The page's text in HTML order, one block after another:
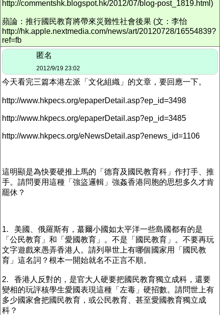
http://commentshk.blogspot.hk/2012/07/blog-post_1819.html)
蘋論：推行國民教育將帶來災難性社會後果 (文：李怡
http://hk.apple.nextmedia.com/news/art/20120728/16554839?
ref=fb
匿名
2012/9/19 23:02
今天看完三篇本港左派「文化組織」的文章，要回應一下。
http://www.hkpecs.org/epaperDetail.asp?ep_id=3498
http://www.hkpecs.org/epaperDetail.asp?ep_id=3485
http://www.hkpecs.org/eNewsDetail.asp?enews_id=1106
這明顯是為快要硬推上馬的「德育及國民教育科」作打手、推
手。請問要用這種「強盜邏輯」強姦香港同胞的思想多久才肯
罷休？
1. 美國、俄羅斯有，蕞爾小國如太平洋一些島國都有的是
「公民教育」和「愛國教育」。不是「國民教育」。不要再玩
文字遊戲來愚弄香港人。請列舉世上有哪個國家用「國民教
育」這名詞？根本一開始就名不正言不順。
2. 香港人反對的，是官大人硬要把國民教育獨立成科，還要
變相的玩評核學生愛國表現這種「左毒」硬招數。請問世上有
多少國家會把國民教育，或公民教育、甚至愛國教育獨立成
科？